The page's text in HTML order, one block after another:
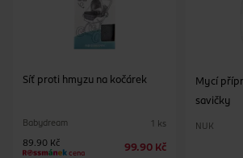
Síť proti hmyzu na kočárek
Babydream 1 ks
89.90 Kč
cena
99.90 Kč
Mycí
savičky
NUK